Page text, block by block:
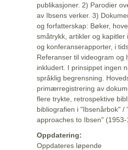
publikasjoner. 2) Parodier
av Ibsens verker. 3)
og forfatterskap: Bøker,
småtrykk, artikler og kapitler
og konferanserapporter, i
Referanser til videogram og
inkludert. I prinsippet ingen
språklig begrensning.
primærregistrering av
flere trykte, retrospektive
bibliografien i "Ibsenårbok" /
approaches to Ibsen" (1953-
Oppdatering:
Oppdateres løpende